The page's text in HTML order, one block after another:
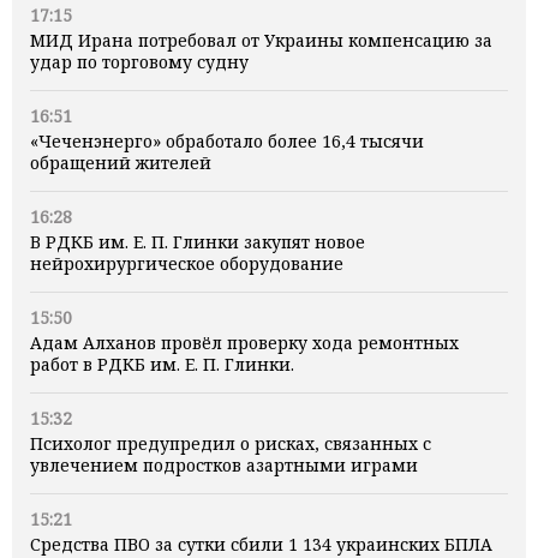
17:15
МИД Ирана потребовал от Украины компенсацию за
удар по торговому судну
16:51
«Чеченэнерго» обработало более 16,4 тысячи
обращений жителей
16:28
В РДКБ им. Е. П. Глинки закупят новое
нейрохирургическое оборудование
15:50
Адам Алханов провёл проверку хода ремонтных
работ в РДКБ им. Е. П. Глинки.
15:32
Психолог предупредил о рисках, связанных с
увлечением подростков азартными играми
15:21
Средства ПВО за сутки сбили 1 134 украинских БПЛА